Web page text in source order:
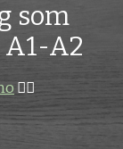
som
A2
👂🏻